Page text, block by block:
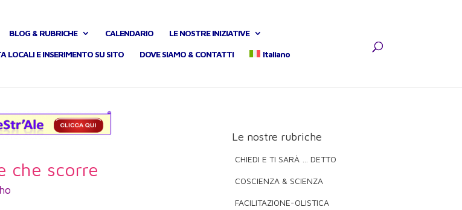
BLOG & RUBRICHE CALENDARIO LE NOSTRE INIZIATIVE
LOCALI E INSERIMENTO SU SITO DOVE SIAMO & CONTATTI Italiano
che scorre
Le nostre rubriche
CHIEDI E TI SARÀ … DETTO
COSCIENZA & SCIENZA
FACILITAZIONE-OLISTICA